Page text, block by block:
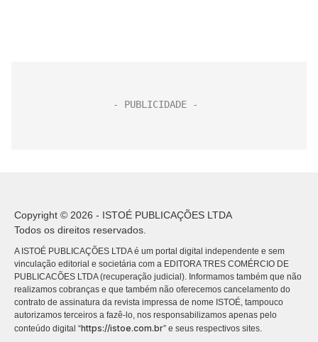
Copyright © 2026 - ISTOÉ PUBLICAÇÕES LTDA
Todos os direitos reservados.
A ISTOÉ PUBLICAÇÕES LTDA é um portal digital independente e sem
vinculação editorial e societária com a EDITORA TRES COMÉRCIO DE
PUBLICACÕES LTDA (recuperação judicial). Informamos também que não
realizamos cobranças e que também não oferecemos cancelamento do
contrato de assinatura da revista impressa de nome ISTOÉ, tampouco
autorizamos terceiros a fazê-lo, nos responsabilizamos apenas pelo
conteúdo digital “https://istoe.com.br” e seus respectivos sites.